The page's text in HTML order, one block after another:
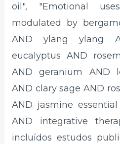
oil", "Emotional
modulated by
AND ylang ylang
eucalyptus AND
AND geranium AND
AND clary sage AND
AND jasmine
AND integrative
incluídos estudos